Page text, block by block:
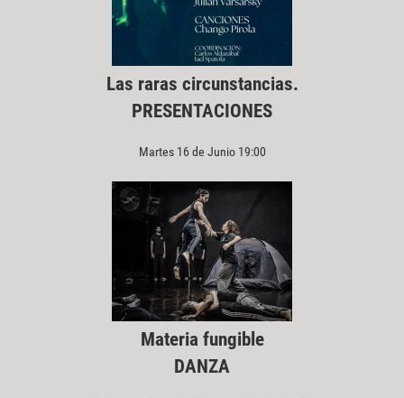
Las raras circunstancias.
PRESENTACIONES
Martes 16 de Junio 19:00
Materia fungible
DANZA